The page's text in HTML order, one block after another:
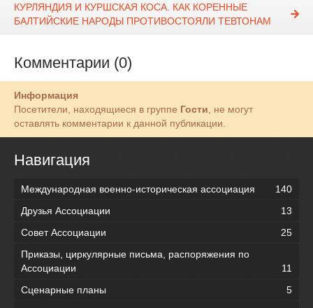
КУРЛЯНДИЯ И КУРШСКАЯ КОСА. КАК КОРЕННЫЕ
БАЛТИЙСКИЕ НАРОДЫ ПРОТИВОСТОЯЛИ ТЕВТОНАМ
Комментарии (0)
Информация
Посетители, находящиеся в группе Гости , не могут
оставлять комментарии к данной публикации.
Навигация
Международная военно-историческая ассоциация
140
Друзья Ассоциации
13
Совет Ассоциации
25
Приказы, циркулярные письма, распоряжения по
Ассоциации
11
Сценарные планы
5